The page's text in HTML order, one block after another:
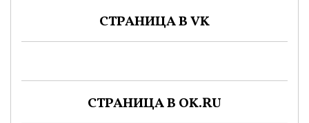
СТРАНИЦА В VK
СТРАНИЦА В OK.RU